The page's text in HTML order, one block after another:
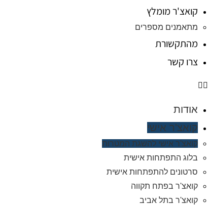
קואצ'ר מומלץ
מתאמנים מספרים
מהתקשורת
צרו קשר
אודות
קואצ'ר אישי
קואצ'ר אישי להשגת המטרות
בלוג התפתחות אישית
סרטונים להתפתחות אישית
קואצ'ר בפתח תקווה
קואצ'ר בתל אביב